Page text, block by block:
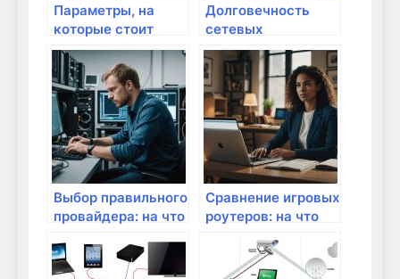
Параметры, на
которые стоит
обратить внимание
при выборе
роутера
Долговечность
сетевых
устройств: на что
обращать
внимание?
Выбор правильного
провайдера: на что
Сравнение игровых
роутеров: на что
внимание?